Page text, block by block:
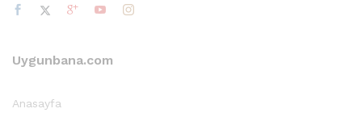
Uygunbana.com
Anasayfa